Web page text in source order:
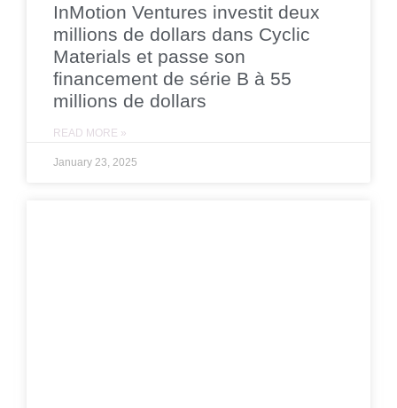
InMotion Ventures investit deux
millions de dollars dans Cyclic
Materials et passe son
financement de série B à 55
millions de dollars
READ MORE »
January 23, 2025